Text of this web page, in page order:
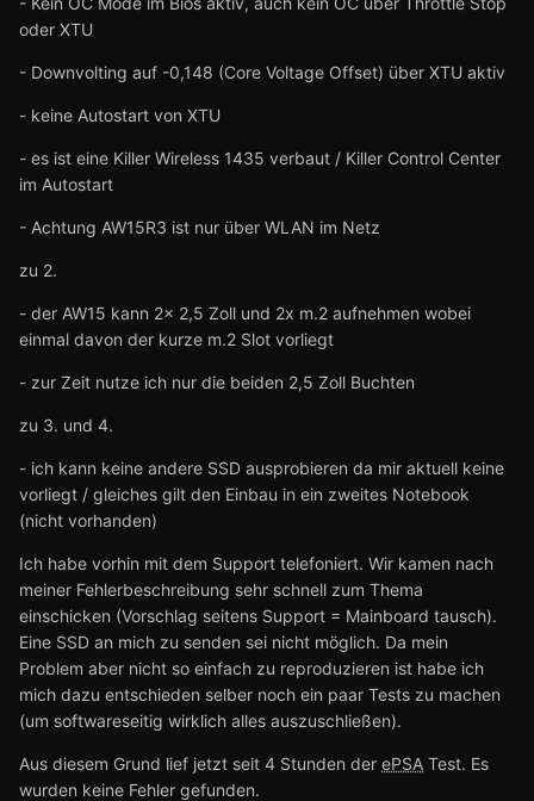
Rechner getestet?
oder XTU
- Downvolting auf -0,148 (Core Voltage Offset) über XTU aktiv
- keine Autostart von XTU
- es ist eine Killer Wireless 1435 verbaut / Killer Control Center
im Autostart
- Achtung AW15R3 ist nur über WLAN im Netz
zu 2.
- der AW15 kann 2x 2,5 Zoll und 2x m.2 aufnehmen wobei
einmal davon der kurze m.2 Slot vorliegt
- zur Zeit nutze ich nur die beiden 2,5 Zoll Buchten
zu 3. und 4.
- ich kann keine andere SSD ausprobieren da mir aktuell keine
vorliegt / gleiches gilt den Einbau in ein zweites Notebook
(nicht vorhanden)
Ich habe vorhin mit dem Support telefoniert. Wir kamen nach
meiner Fehlerbeschreibung sehr schnell zum Thema
einschicken (Vorschlag seitens Support = Mainboard tausch).
Eine SSD an mich zu senden sei nicht möglich. Da mein
Problem aber nicht so einfach zu reproduzieren ist habe ich
mich dazu entschieden selber noch ein paar Tests zu machen
(um softwareseitig wirklich alles auszuschließen).
Aus diesem Grund lief jetzt seit 4 Stunden der ePSA Test. Es
wurden keine Fehler gefunden.